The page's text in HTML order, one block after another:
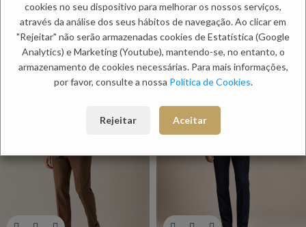
PRODUTOS RELACIONADOS:
cookies no seu dispositivo para melhorar os nossos serviços,
através da análise dos seus hábitos de navegação. Ao clicar em
"Rejeitar" não serão armazenadas cookies de Estatística (Google
Analytics) e Marketing (Youtube), mantendo-se, no entanto, o
armazenamento de cookies necessárias. Para mais informações,
por favor, consulte a nossa Política de Cookies.
Rejeitar Aceitar